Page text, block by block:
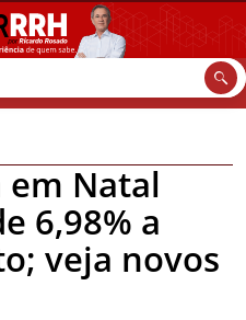
em Natal
6,98% a
veja novos